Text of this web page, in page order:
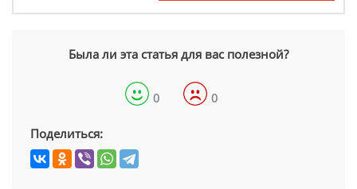
Была ли эта статья для вас полезной?
0 0
Поделиться: